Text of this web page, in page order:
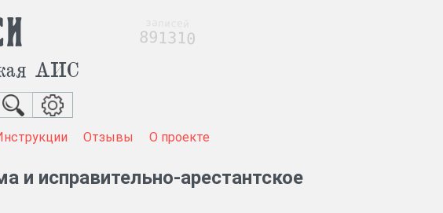
АИС
Отзывы О проекте
и исправительно-арестантское
891310